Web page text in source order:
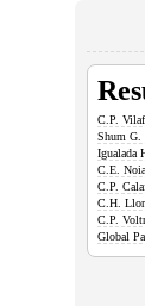
C.P.
Shum G.
Igualada
C.E. Noia
C.P.
C.H.
C.P.
Global